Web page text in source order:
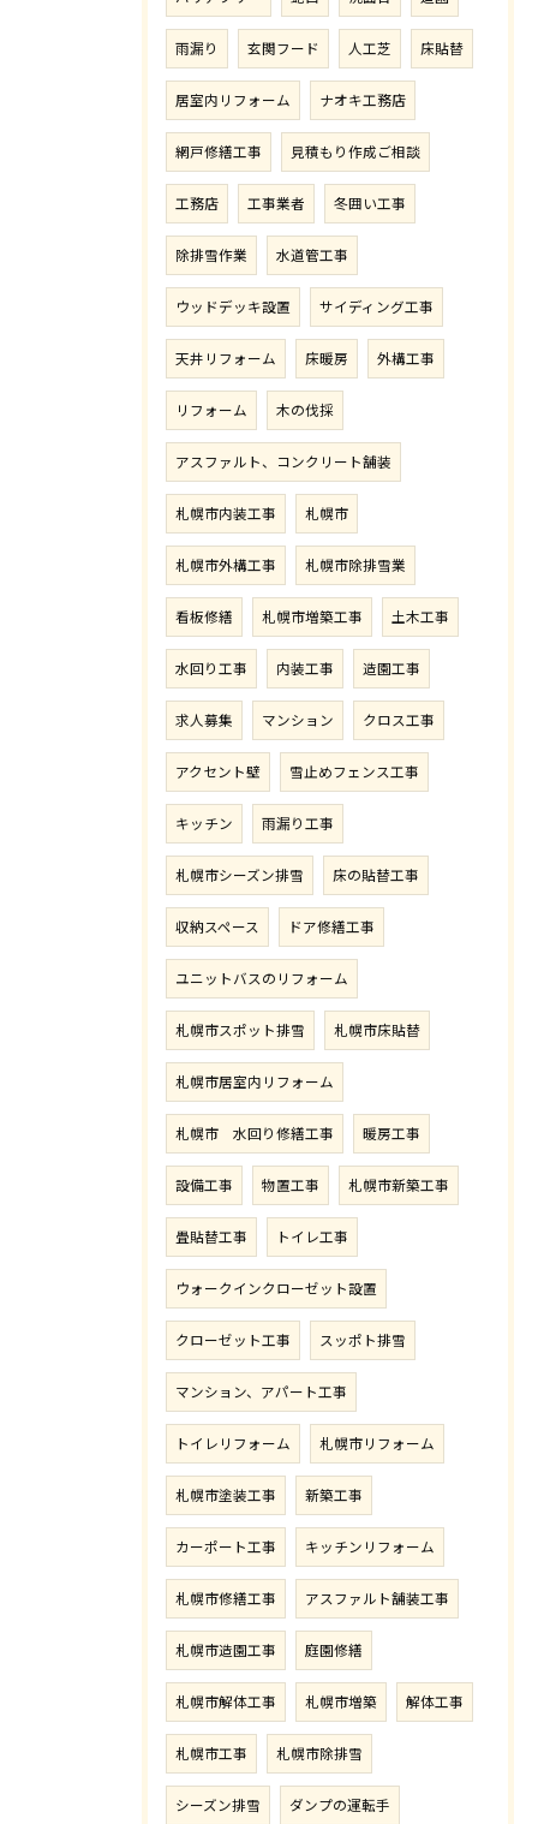
雨漏り 玄関フード 人工芝 床貼替
居室内リフォーム ナオキ工務店
網戸修繕工事 見積もり作成ご相談
工務店 工事業者 冬囲い工事
除排雪作業 水道管工事
ウッドデッキ設置 サイディング工事
天井リフォーム 床暖房 外構工事
リフォーム 木の伐採
アスファルト、コンクリート舗装
札幌市内装工事 札幌市
札幌市外構工事 札幌市除排雪業
看板修繕 札幌市増築工事 土木工事
水回り工事 内装工事 造園工事
求人募集 マンション クロス工事
アクセント壁 雪止めフェンス工事
キッチン 雨漏り工事
札幌市シーズン排雪 床の貼替工事
収納スペース ドア修繕工事
ユニットバスのリフォーム
札幌市スポット排雪 札幌市床貼替
札幌市居室内リフォーム
札幌市 水回り修繕工事 暖房工事
設備工事 物置工事 札幌市新築工事
畳貼替工事 トイレ工事
ウォークインクローゼット設置
クローゼット工事 スッポト排雪
マンション、アパート工事
トイレリフォーム 札幌市リフォーム
札幌市塗装工事 新築工事
カーポート工事 キッチンリフォーム
札幌市修繕工事 アスファルト舗装工事
札幌市造園工事 庭園修繕
札幌市解体工事 札幌市増築 解体工事
札幌市工事 札幌市除排雪
シーズン排雪 ダンプの運転手